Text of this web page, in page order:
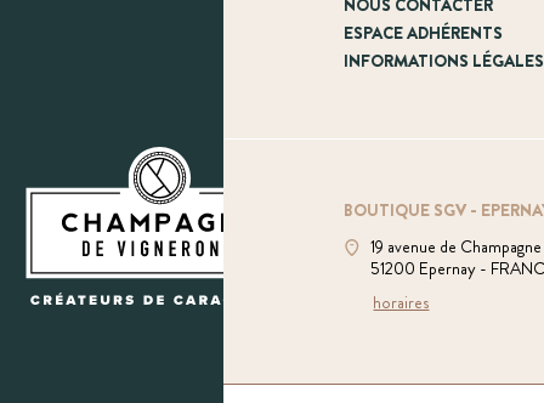
NOUS CONTACTER
ESPACE ADHÉRENTS
INFORMATIONS LÉGALES
BOUTIQUE SGV -
19 avenue de Champagne
51200 Epernay -
horaires